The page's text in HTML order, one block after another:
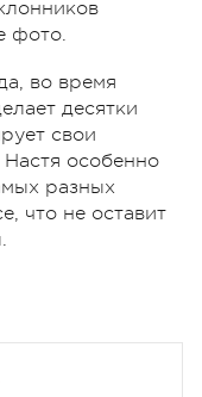
фото.
во время
десятки
свои
особенно
разных
что не оставит